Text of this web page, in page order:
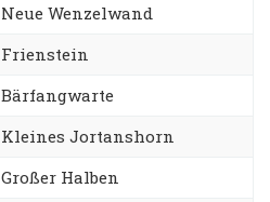
Neue Wenzelwand
Frienstein
Bärfangwarte
Kleines Jortanshorn
Großer Halben